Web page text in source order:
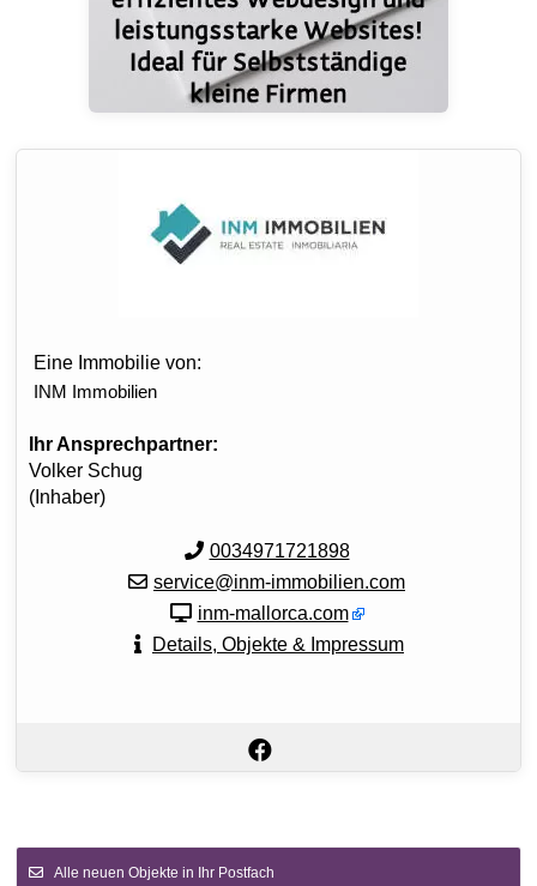
Eine Immobilie von:
INM Immobilien
Ihr Ansprechpartner:
Volker Schug
(Inhaber)
0034971721898
service@inm-immobilien.com
inm-mallorca.com
Details, Objekte & Impressum
Alle neuen Objekte in Ihr Postfach